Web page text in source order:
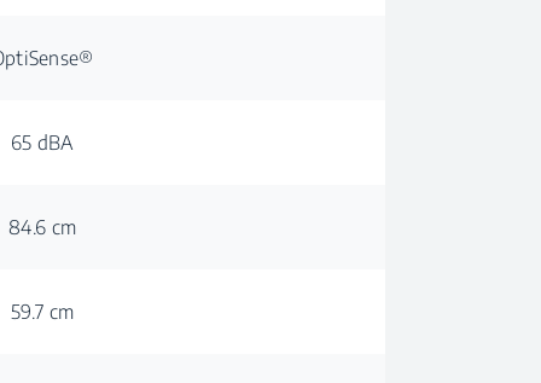
65 dBA
84.6 cm
59.7 cm